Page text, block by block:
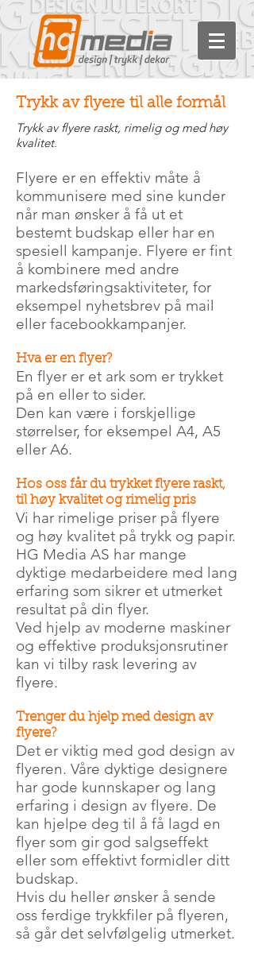
Trykk av flyere til alle formål
Trykk av flyere raskt, rimelig og med høy
kvalitet.
Flyere er en effektiv måte å
kommunisere med sine kunder
når man ønsker å få ut et
bestemt budskap eller har en
spesiell kampanje. Flyere er fint
å kombinere med andre
markedsføringsaktiviteter, for
eksempel nyhetsbrev på mail
eller facebookkampanjer.
Hva er en flyer?
En flyer er et ark som er trykket
på en eller to sider.
Den kan være i forskjellige
størrelser, for eksempel A4, A5
eller A6.
Hos oss får du trykket flyere raskt,
til høy kvalitet og rimelig pris
Vi har rimelige priser på flyere
og høy kvalitet på trykk og papir.
HG Media AS har mange
dyktige medarbeidere med lang
erfaring som sikrer et utmerket
resultat på din flyer.
Ved hjelp av moderne maskiner
og effektive produksjonsrutiner
kan vi tilby rask levering av
flyere.
Trenger du hjelp med design av
flyere?
Det er viktig med god design av
flyeren. Våre dyktige designere
har gode kunnskaper og lang
erfaring i design av flyere. De
kan hjelpe deg til å få lagd en
flyer som gir god salgseffekt
eller som effektivt formidler ditt
budskap.
Hvis du heller ønsker å sende
oss ferdige trykkfiler på flyeren,
så går det selvfølgelig utmerket.